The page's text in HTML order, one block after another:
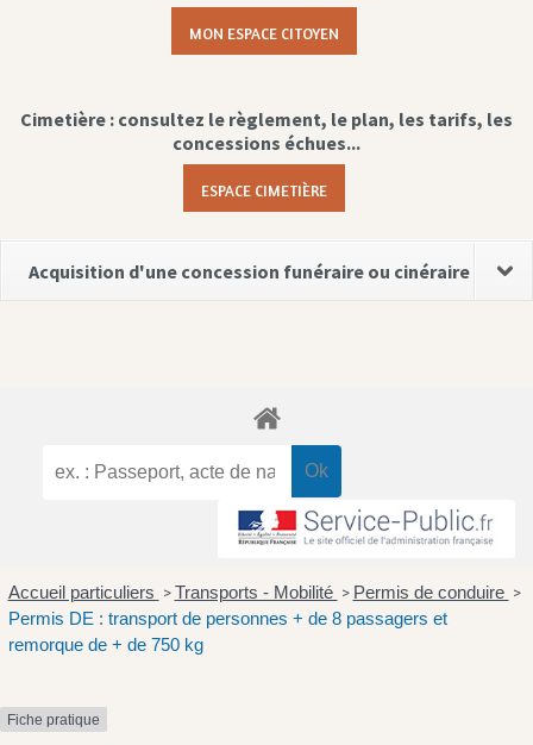
MON ESPACE CITOYEN
Cimetière : consultez le règlement, le plan, les tarifs, les
concessions échues...
ESPACE CIMETIÈRE
Acquisition d'une concession funéraire ou cinéraire
Accueil particuliers > Transports - Mobilité > Permis de conduire >
Permis DE : transport de personnes + de 8 passagers et
remorque de + de 750 kg
Fiche pratique